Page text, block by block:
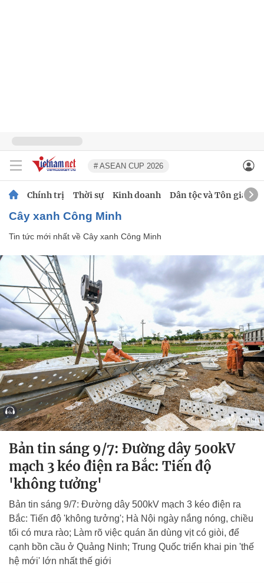
# ASEAN CUP 2026
Chính trị Thời sự Kinh doanh Dân tộc và Tôn giáo
Cây xanh Công Minh
Tin tức mới nhất về Cây xanh Công Minh
Bản tin sáng 9/7: Đường dây 500kV
mạch 3 kéo điện ra Bắc: Tiến độ
'không tưởng'
Bản tin sáng 9/7: Đường dây 500kV mạch 3 kéo điện ra
Bắc: Tiến độ 'không tưởng'; Hà Nội ngày nắng nóng, chiều
tối có mưa rào; Làm rõ việc quán ăn dùng vịt có giòi, để
cạnh bồn cầu ở Quảng Ninh; Trung Quốc triển khai pin 'thế
hệ mới' lớn nhất thế giới